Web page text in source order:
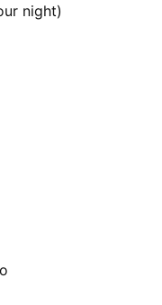
night)